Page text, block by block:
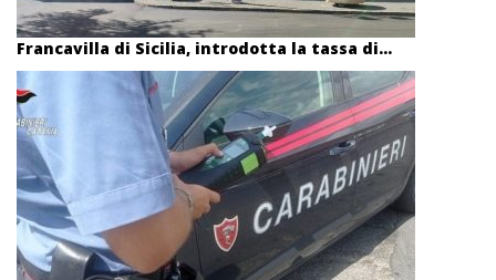
Francavilla di Sicilia, introdotta la tassa di...